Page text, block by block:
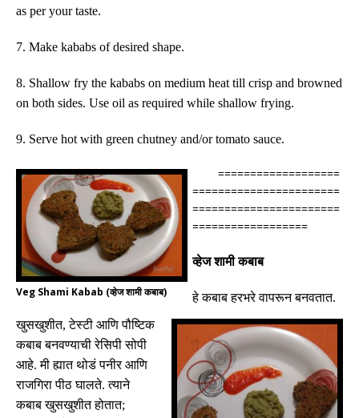
as per your taste.
7. Make kababs of desired shape.
8. Shallow fry the kababs on medium heat till crisp and browned
on both sides. Use oil as required while shallow frying.
9. Serve hot with green chutney and/or tomato sauce.
Veg Shami Kabab (व्हेज शामी कबाब)
===================
=======================
=======================
==================
व्हेज शामी कबाब
हे कबाब हरभरे वापरून बनवतात.
खुसखुशीत,टेस्टी आणि पौष्टिक
कबाब बनवण्याची रेसिपी सोपी
आहे.मी ह्यात थोडं पनीर आणि
राजगिरा पीठ घालते.त्याने
कबाब खुसखुशीत होतात;